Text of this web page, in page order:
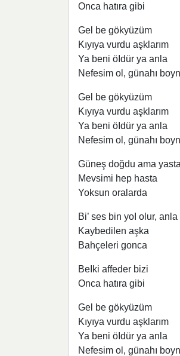
Onca hatıra gibi
Gel be gökyüzüm
Kıyıya vurdu aşklarım
Ya beni öIdür ya anla
Nefesim ol, günahı
Gel be gökyüzüm
Kıyıya vurdu aşklarım
Ya beni öIdür ya anla
Nefesim ol, günahı
Güneş doğdu ama yasta
Mevsimi hep hasta
Yoksun oralarda
Bi’ ses bin yoI olur, anla
Kaybedilen aşka
Bahçeleri gonca
BeIki affeder bizi
Onca hatıra gibi
Gel be gökyüzüm
Kıyıya vurdu aşklarım
Ya beni öIdür ya anla
Nefesim ol, günahı